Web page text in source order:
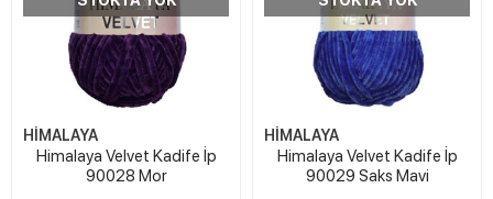
HİMALAYA
Himalaya Velvet Kadife İp
90028 Mor
HİMALAYA
Himalaya Velvet Kadife İp
90029 Saks Mavi